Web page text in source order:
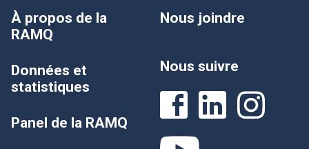
À propos de la
RAMQ
Données et
statistiques
Panel de la RAMQ
Nous joindre
Nous suivre